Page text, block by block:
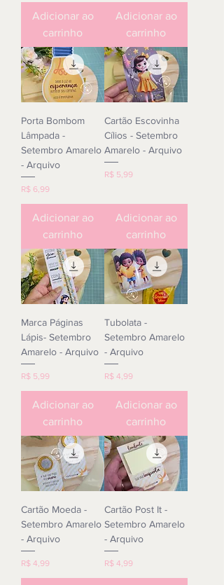
Adicionar ao
carrinho
Adicionar ao
carrinho
Porta Bombom
Lâmpada -
Setembro Amarelo
- Arquivo
Preço
R$ 6,99
Adicionar ao
carrinho
Cartão Escovinha
Cílios - Setembro
Amarelo - Arquivo
Preço
R$ 5,99
Adicionar ao
carrinho
Marca Páginas
Lápis- Setembro
Amarelo - Arquivo
Preço
R$ 5,99
Adicionar ao
carrinho
Tubolata -
Setembro Amarelo
- Arquivo
Preço
R$ 4,99
Adicionar ao
carrinho
Cartão Moeda -
Setembro Amarelo
- Arquivo
Preço
R$ 4,99
Cartão Post It -
Setembro Amarelo
- Arquivo
Preço
R$ 4,99